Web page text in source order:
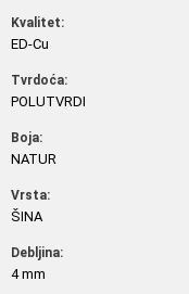
Kvalitet:
ED-Cu
Tvrdoća:
POLUTVRDI
Boja:
NATUR
Vrsta:
ŠINA
Debljina:
4 mm